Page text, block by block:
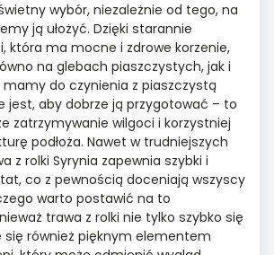
wybór, niezależnie od tego, na
ją ułożyć. Dzięki starannie
która ma mocne i zdrowe korzenie,
na glebach piaszczystych, jak i
do czynienia z piaszczystą
jest, aby dobrze ją przygotować – to
zatrzymywanie wilgoci i korzystniej
podłoża. Nawet w trudniejszych
z rolki Syrynia zapewnia szybki i
co z pewnością doceniają wszyscy
warto postawić na to
trawa z rolki nie tylko szybko się
się również pięknym elementem